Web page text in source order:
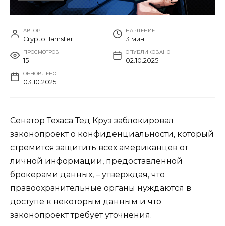
АВТОР
CryptoHamster
НА ЧТЕНИЕ
3 мин
ПРОСМОТРОВ
15
ОПУБЛИКОВАНО
02.10.2025
ОБНОВЛЕНО
03.10.2025
Сенатор Техаса Тед Круз заблокировал
законопроект о конфиденциальности, который
стремится защитить всех американцев от
личной информации, предоставленной
брокерами данных, – утверждая, что
правоохранительные органы нуждаются в
доступе к некоторым данным и что
законопроект требует уточнения.